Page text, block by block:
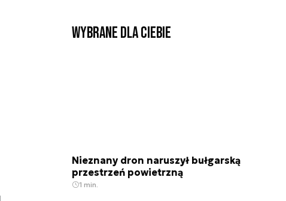
Wybrane dla Ciebie
Nieznany dron naruszył bułgarską
przestrzeń powietrzną
1 min.